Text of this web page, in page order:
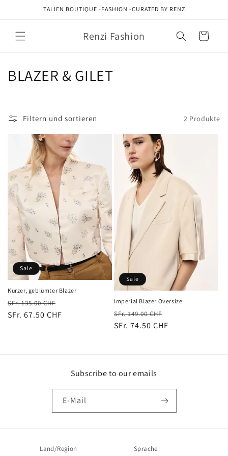
ITALIEN BOUTIQUE -FASHION -CURATED BY RENZI
Renzi Fashion Warenkorb
K
t
o
r
i
e
:
BLAZER & GILET
Filtern und sortieren 2 Produkte
Sale
Kurzer, geblümter Blazer
Normaler
Preis
SFr. 135.00 CHF
SFr. 67.50 CHF
Sale
Imperial Blazer Oversize
Normaler
Preis
SFr. 149.00 CHF
SFr. 74.50 CHF
Subscribe to our emails
E-Mail
Land/Region Sprache